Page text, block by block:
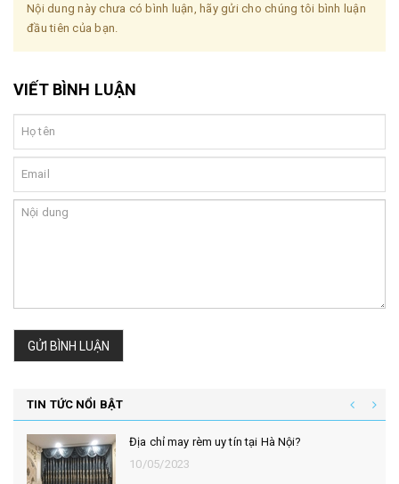
Nội dung này chưa có bình luận, hãy gửi cho chúng tôi bình luận
đầu tiên của bạn.
VIẾT BÌNH LUẬN
GỬI BÌNH LUẬN
TIN TỨC NỔI BẬT
Địa chỉ may rèm uy tín tại Hà Nội?
10/05/2023